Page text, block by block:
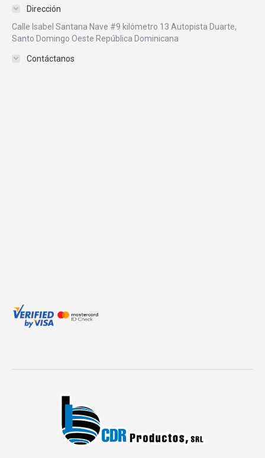
Dirección
Calle Isabel Santana Nave #9 kilómetro 13 Autopista Duarte,
Santo Domingo Oeste República Dominicana
Contáctanos